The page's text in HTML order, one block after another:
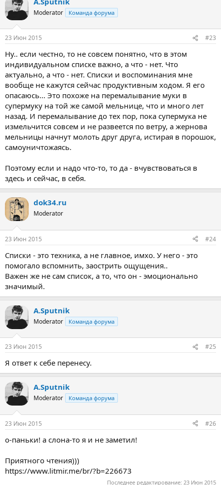
Moderator Команда форума
23 Июн 2015 #23
Ну.. если честно, то не совсем понятно, что в этом
индивидуальном списке важно, а что - нет. Что
актуально, а что - нет. Списки и воспоминания мне
вообще не кажутся сейчас продуктивным ходом. Я его
опасаюсь... Это похоже на перемалывание муки в
супермуку на той же самой мельнице, что и много лет
назад. И перемалывание до тех пор, пока супермука не
измельчится совсем и не развеется по ветру, а жернова
мельницы начнут молоть друг друга, истирая в порошок,
самоуничтожаясь.
Поэтому если и надо что-то, то да - вчувствоваться в
здесь и сейчас, в себя.
dok34.ru
Moderator
23 Июн 2015 #24
Списки - это техника, а не главное, имхо. У него - это
помогало вспомнить, заострить ощущения..
Важен же не сам список, а то, что он - эмоционально
значимый.
A.Sputnik
Moderator Команда форума
23 Июн 2015 #25
Я ответ к себе перенесу.
A.Sputnik
Moderator Команда форума
23 Июн 2015 #26
о-паньки! а слона-то я и не заметил!
Приятного чтения)))
https://www.litmir.me/br/?b=226673
Последнее редактирование: 23 Июн 2015